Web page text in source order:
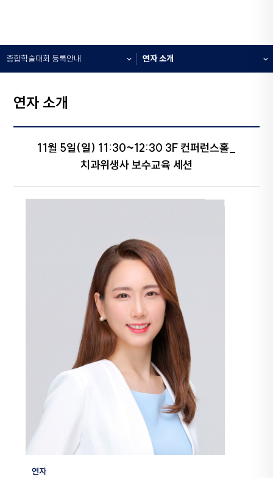
종합학술대회 등록안내 연자 소개
연자 소개
11월 5일(일) 11:30~12:30 3F 컨퍼런스홀_
치과위생사 보수교육 세션
연자